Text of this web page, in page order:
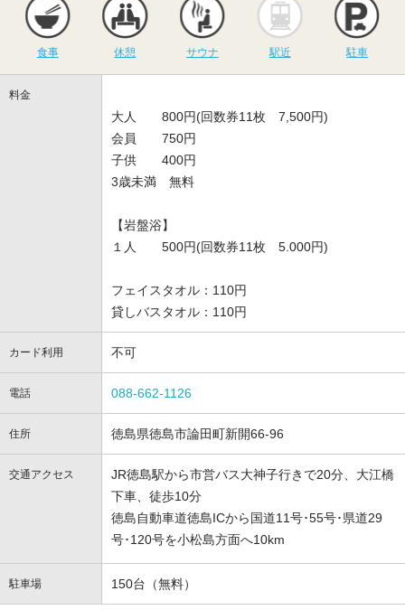
食事 休憩 サウナ 駅近 駐車
料金
大人 800円(回数券11枚 7,500円)
会員 750円
子供 400円
3歳未満 無料
【岩盤浴】
１人 500円(回数券11枚 5.000円)
フェイスタオル：110円
貸しバスタオル：110円
カード利用 不可
電話 088-662-1126
住所 徳島県徳島市論田町新開66-96
交通アクセス
JR徳島駅から市営バス大神子行きで20分、大江橋
下車、徒歩10分
徳島自動車道徳島ICから国道11号･55号･県道29
号･120号を小松島方面へ10km
駐車場 150台（無料）